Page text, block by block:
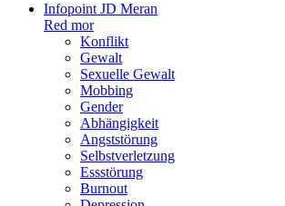
Infopoint JD Meran
Red mor
Konflikt
Gewalt
Sexuelle Gewalt
Mobbing
Gender
Abhängigkeit
Angststörung
Selbstverletzung
Essstörung
Burnout